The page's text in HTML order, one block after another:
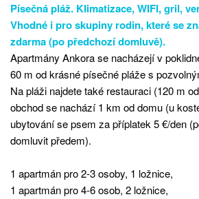
Písečná pláž. Klimatizace, WIFI, gril,
Vhodné i pro skupiny rodin, které se
zdarma (po předchozí domluvě).
Apartmány Ankora se nacházejí v
60 m od krásné písečné pláže s
Na pláži najdete také restauraci (120 m
obchod se nachází 1 km od domu (u
ubytování se psem za příplatek 5 €/den
domluvit předem).
1 apartmán pro 2-3 osoby, 1 ložnice,
1 apartmán pro 4-6 osob, 2 ložnice,